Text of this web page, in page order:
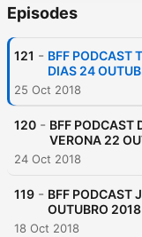
Episodes
121 - BFF PODCAST
DIAS 24
25 Oct 2018
120 - BFF PODCAST
VERONA 22
24 Oct 2018
119 - BFF PODCAST
OUTUBRO 2018
18 Oct 2018